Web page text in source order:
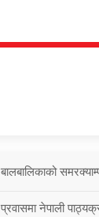
बालबालिकाको
प्रवासमा नेपाली